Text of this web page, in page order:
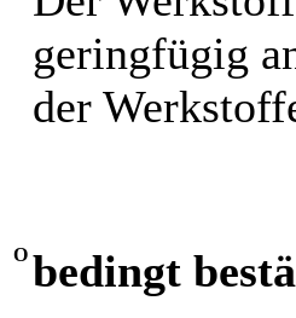
geringfügig
der
O bedingt